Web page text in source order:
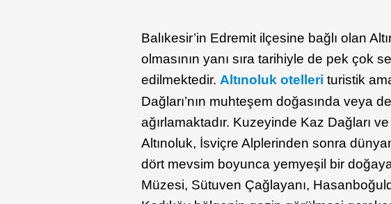
Balıkesir’in Edremit ilçesine bağlı olan
olmasının yanı sıra tarihiyle de pek çok
edilmektedir. Altınoluk otelleri turistik
Dağları’nın muhteşem doğasında veya
ağırlamaktadır. Kuzeyinde Kaz Dağları
Altınoluk, İsviçre Alplerinden sonra
dört mevsim boyunca yemyeşil bir
Müzesi, Sütuven Çağlayanı,